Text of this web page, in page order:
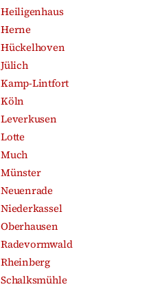
Heiligenhaus
Herne
Hückelhoven
Jülich
Kamp-Lintfort
Köln
Leverkusen
Lotte
Much
Münster
Neuenrade
Niederkassel
Oberhausen
Radevormwald
Rheinberg
Schalksmühle